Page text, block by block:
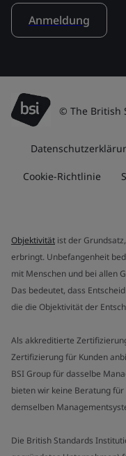
Anmeldung
© The British
Cookie-Richtlinie
Objektivität ist der
erbringt. Unbefangenheit
mit Menschen und bei allen
Das bedeutet, dass
die die Objektivität der
Als akkreditierte
Zertifizierung für Kunden
BSI Group für dasselbe
bieten wir keine Beratung
demselben
Die British Standards